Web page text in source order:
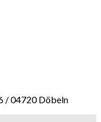
/ 04720 Döbeln